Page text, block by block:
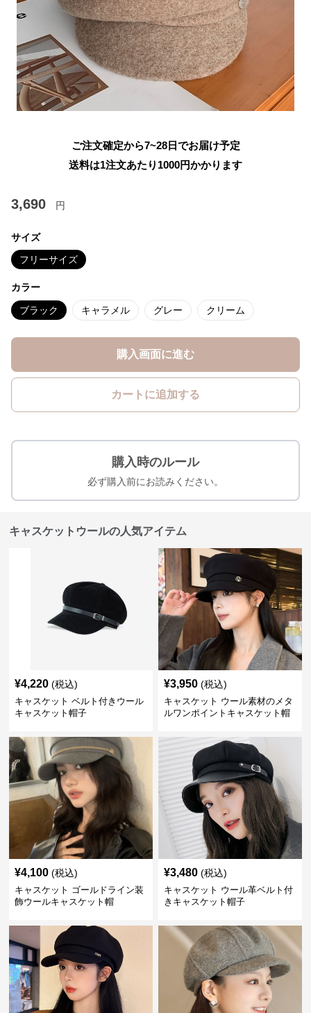
ご注文確定から7~28日でお届け予定
送料は1注文あたり 1000円かかります
3,690 円
サイズ
フリーサイズ
カラー
ブラック キャラメル グレー クリーム
購入画面に進む
カートに追加する
購入時のルール
必ず購入前にお読みください。
キャスケットウールの人気アイテム
¥4,220 (税込)
キャスケット ベルト付きウール
キャスケット帽子
¥3,950 (税込)
キャスケット ウール素材のメタ
ルワンポイントキャスケット帽
¥4,100 (税込)
キャスケット ゴールドライン装
飾ウールキャスケット帽
¥3,480 (税込)
キャスケット ウール革ベルト付
きキャスケット帽子